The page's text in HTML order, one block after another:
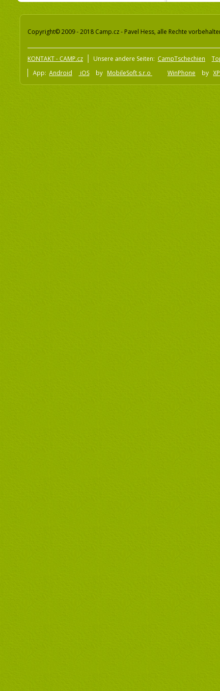
Copyright© 2009 - 2018 Camp.cz - Pavel Hess, alle Rechte
KONTAKT - CAMP.cz Unsere andere Seiten: CampTschechien
App: Android iOS by MobileSoft s.r.o WinPhone by